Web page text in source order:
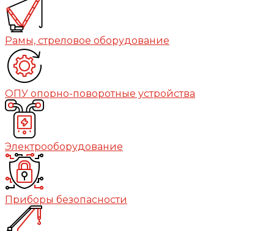
Рамы, стреловое оборудование
ОПУ опорно-поворотные устройства
Электрооборудование
Приборы безопасности